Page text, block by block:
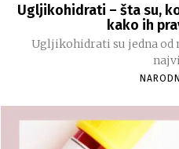
Ugljikohidrati – šta su,
kako ih
Ugljikohidrati su jedna od